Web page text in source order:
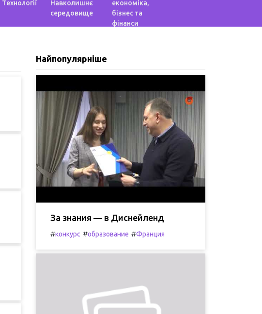
Технології
Навколишнє
середовище
економіка,
бізнес та
фінанси
Найпопулярніше
За знания — в Диснейленд
#конкурс #образование #Франция